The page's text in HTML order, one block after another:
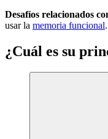
Desafíos relacionados
usar la memoria funcional.
¿Cuál es su